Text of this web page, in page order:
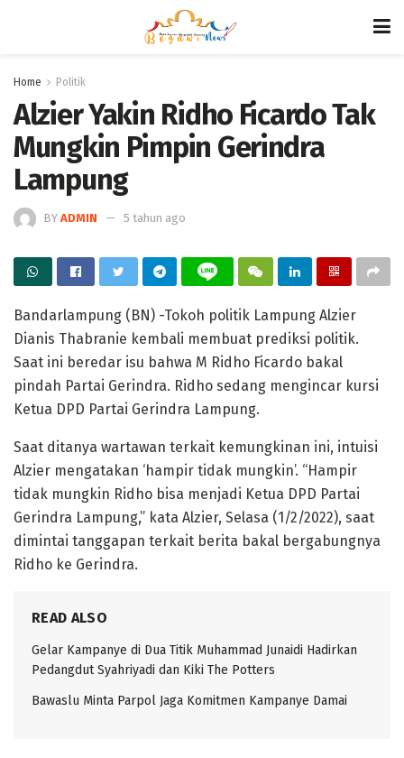
Home Politik
Alzier Yakin Ridho Ficardo Tak
Mungkin Pimpin Gerindra
Lampung
BY ADMIN 5 tahun ago
Bandarlampung (BN) -Tokoh politik Lampung Alzier
Dianis Thabranie kembali membuat prediksi politik.
Saat ini beredar isu bahwa M Ridho Ficardo bakal
pindah Partai Gerindra. Ridho sedang mengincar kursi
Ketua DPD Partai Gerindra Lampung.
Saat ditanya wartawan terkait kemungkinan ini, intuisi
Alzier mengatakan ‘hampir tidak mungkin’. “Hampir
tidak mungkin Ridho bisa menjadi Ketua DPD Partai
Gerindra Lampung,” kata Alzier, Selasa (1/2/2022), saat
dimintai tanggapan terkait berita bakal bergabungnya
Ridho ke Gerindra.
READ ALSO
Gelar Kampanye di Dua Titik Muhammad Junaidi Hadirkan
Pedangdut Syahriyadi dan Kiki The Potters
Bawaslu Minta Parpol Jaga Komitmen Kampanye Damai